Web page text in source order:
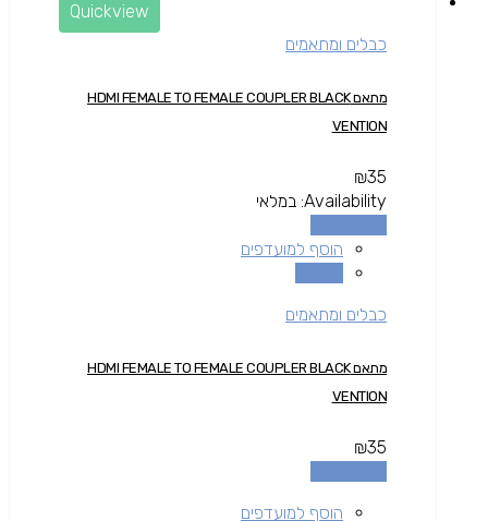
Quickview
כבלים ומתאמים
מתאם HDMI FEMALE TO FEMALE COUPLER BLACK
VENTION
₪35
Availability: במלאי
הוסף למועדפים
כבלים ומתאמים
מתאם HDMI FEMALE TO FEMALE COUPLER BLACK
VENTION
₪35
הוסף למועדפים